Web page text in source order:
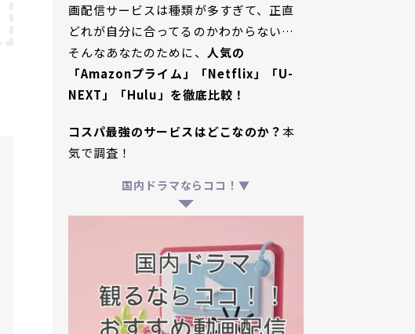
画配信サービスは種類が多すぎて、正直
どれが自分に合ってるのかわからない…
そんなあなたのために、 人気の
「Amazonプライム」「Netflix」「U-
NEXT」「Hulu」を徹底比較！
コスパ最強のサービスはどこなのか？本
気で調査！
国内ドラマならココ！▼